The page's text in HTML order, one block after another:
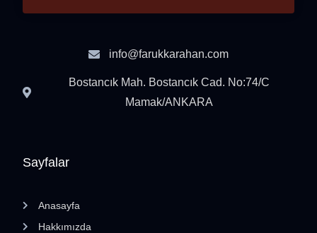
Sayfalar
Anasayfa
Hakkımızda
info@farukkarahan.com
Bostancık Mah. Bostancık Cad. No:74/C
Mamak/ANKARA